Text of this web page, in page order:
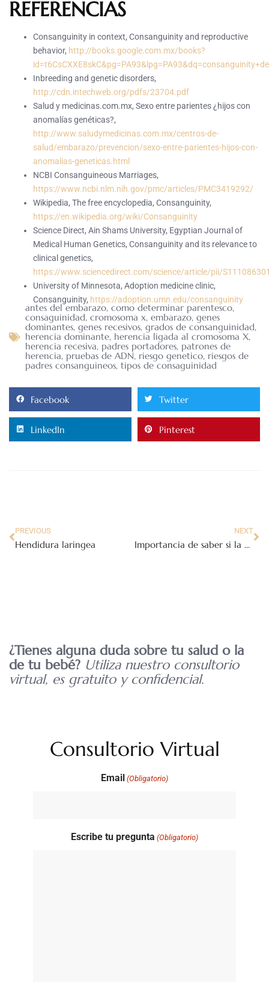
REFERENCIAS
Consanguinity in context, Consanguinity and reproductive
behavior, http://books.google.com.mx/books?
Inbreeding and genetic disorders,
http://cdn.intechweb.org/pdfs/23704.pdf
Salud y medicinas.com.mx, Sexo entre parientes ¿hijos con
anomalías genéticas?,
http://www.saludymedicinas.com.mx/centros-de-
salud/embarazo/prevencion/sexo-entre-parientes-hijos-con-
anomalias-geneticas.html
NCBI Consanguineous Marriages,
https://www.ncbi.nlm.nih.gov/pmc/articles/PMC3419292/
Wikipedia, The free encyclopedia, Consanguinity,
https://en.wikipedia.org/wiki/Consanguinity
Science Direct, Ain Shams University, Egyptian Journal of
Medical Human Genetics, Consanguinity and its relevance to
clinical genetics,
https://www.sciencedirect.com/science/article/pii/
University of Minnesota, Adoption medicine clinic,
Consanguinity, https://adoption.umn.edu/consanguinity
antes del embarazo, como determinar parentesco,
consaguinidad, cromosoma x, embarazo, genes
dominantes, genes recesivos, grados de consanguinidad,
herencia dominante, herencia ligada al cromosoma X,
herencia recesiva, padres portadores, patrones de
herencia, pruebas de ADN, riesgo genetico, riesgos de
padres consanguineos, tipos de consaguinidad
Facebook Twitter
LinkedIn Pinterest
PREVIOUS
Hendidura laringea
NEXT
Importancia de saber si la pareja es pariente consanguineo
¿Tienes alguna duda sobre tu salud o la
de tu bebé? Utiliza nuestro consultorio
virtual, es gratuito y confidencial.
Consultorio Virtual
Email (Obligatorio)
Escribe tu pregunta (Obligatorio)